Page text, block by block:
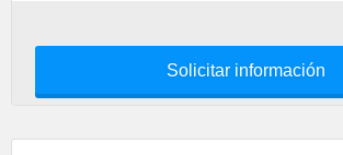
Solicitar información